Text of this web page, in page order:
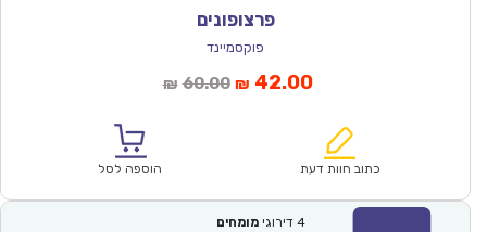
פרצופונים
פוקסמיינד
₪ 60.00המחיר
₪60.00.
₪ 42.00המחיר
הוא:
כתוב חוות דעת הוספה לסל
4 דירוגי מומחים